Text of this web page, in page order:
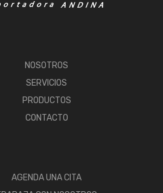
NOSOTROS
SERVICIOS
PRODUCTOS
CONTACTO
AGENDA UNA CITA